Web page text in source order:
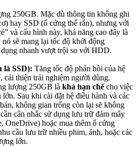
250GB. Mặc dù thông tin không ghi
hay SSD (ổ cứng thể rắn), nhưng với
và cấu hình này, khả năng cao đây là
nó sẽ mang lại tốc độ khởi động
nhanh vượt trội so với HDD.
là SSD): Tăng tốc độ phản hồi của hệ
cải thiện trải nghiệm người dùng.
lượng 250GB là khá hạn chếcho việc
Sau khi cài đặt hệ điều hành và các
không gian trống còn lại sẽ không
cân nhắc sử dụng lưu trữ đám mây
OneDrive) hoặc mua thêm ổ cứng
cầu lưu trữ nhiều phim, ảnh, hoặc các
lớn.